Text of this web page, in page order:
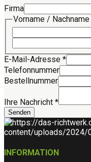
Firma
E-
Mail-
Adresse
Firma
Ihre
Vorname / Nachname
E-Mail-Adresse *
Telefonnummer
Bestellnummer
Ihre Nachricht *
Senden
INFORMATION